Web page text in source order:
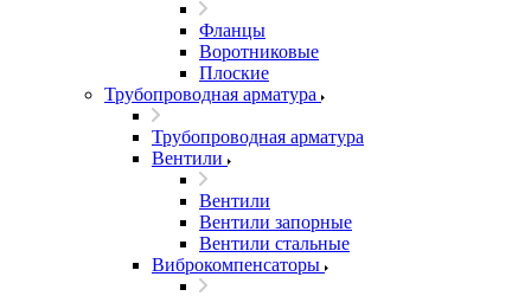
Фланцы
Воротниковые
Плоские
Трубопроводная арматура
Трубопроводная арматура
Вентили
Вентили
Вентили запорные
Вентили стальные
Виброкомпенсаторы